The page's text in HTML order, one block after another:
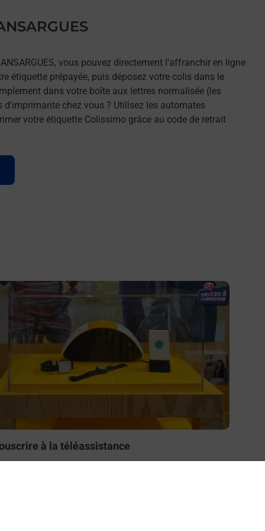
vous pouvez directement l'affranchir en ligne
étiquette prépayée, puis déposez votre colis dans le
dans votre boîte aux lettres normalisée (les
d'imprimante chez vous ? Utilisez les automates
votre étiquette Colissimo grâce au code de retrait
savoir plus
à la téléassistance